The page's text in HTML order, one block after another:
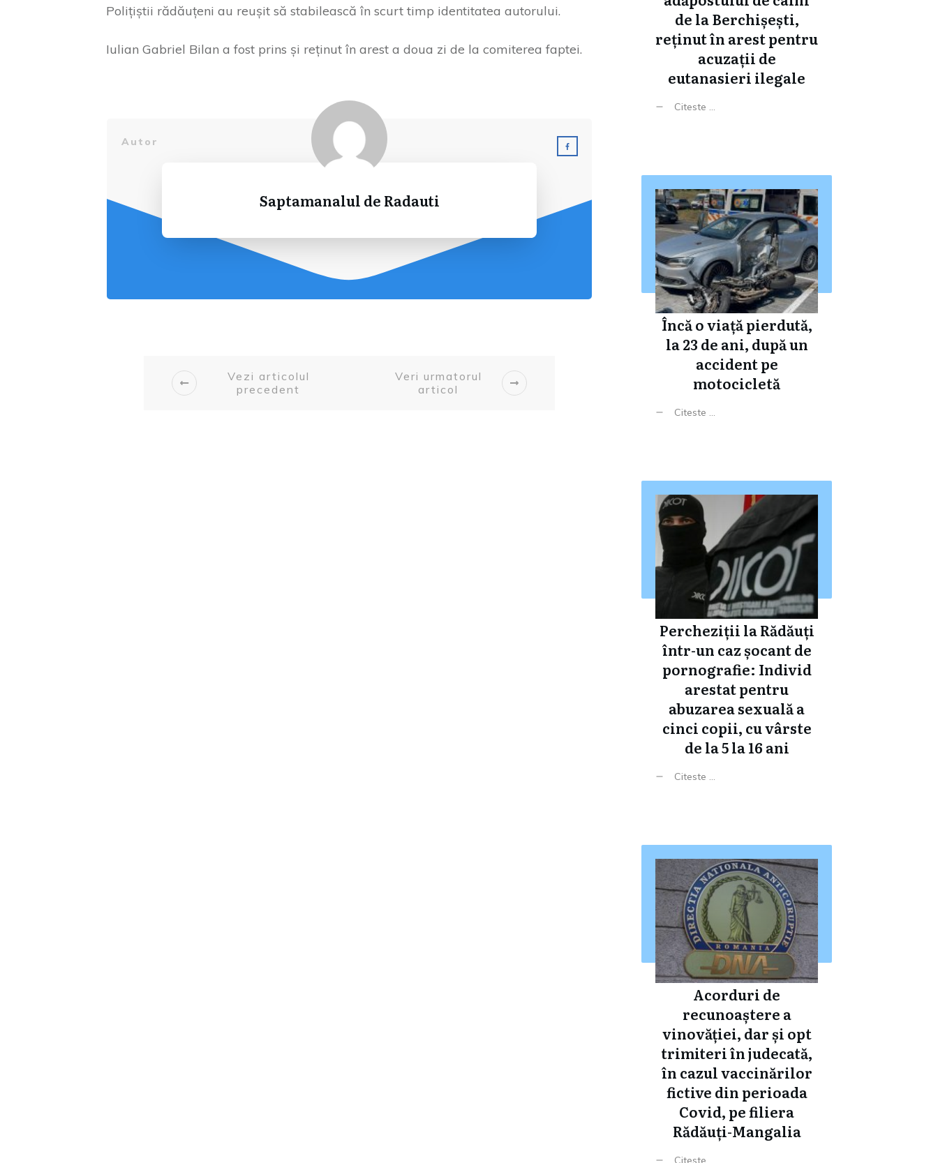
Polițiștii rădăuțeni au reușit să stabilească în scurt timp identitatea autorului.
Iulian Gabriel Bilan a fost prins și reținut în arest a doua zi de la comiterea faptei.
Autor
Saptamanalul de Radauti
Vezi articolul
precedent
Veri urmatorul
articol
de la Berchișești,
reținut în arest pentru
acuzații de
eutanasieri ilegale
Citeste ...
Încă o viață pierdută,
la 23 de ani, după un
accident pe
motocicletă
Citeste ...
Percheziții la Rădăuți
într-un caz șocant de
pornografie: Individ
arestat pentru
abuzarea sexuală a
cinci copii, cu vârste
de la 5 la 16 ani
Citeste ...
Acorduri de
recunoaștere a
vinovăției, dar și opt
trimiteri în judecată,
în cazul vaccinărilor
fictive din perioada
Covid, pe filiera
Rădăuți-Mangalia
Citeste ...